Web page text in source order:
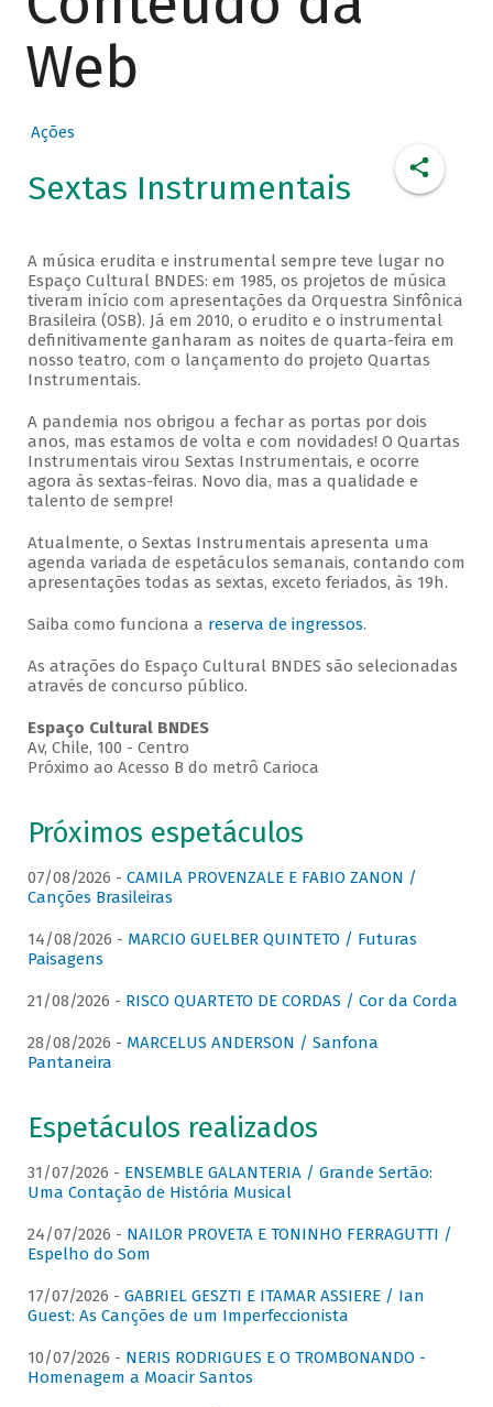
Web
Ações
Sextas Instrumentais
A música erudita e instrumental sempre teve lugar no
Espaço Cultural BNDES: em 1985, os projetos de música
tiveram início com apresentações da Orquestra Sinfônica
Brasileira (OSB). Já em 2010, o erudito e o instrumental
definitivamente ganharam as noites de quarta-feira em
nosso teatro, com o lançamento do projeto Quartas
Instrumentais.
A pandemia nos obrigou a fechar as portas por dois
anos, mas estamos de volta e com novidades! O Quartas
Instrumentais virou Sextas Instrumentais, e ocorre
agora às sextas-feiras. Novo dia, mas a qualidade e
talento de sempre!
Atualmente, o Sextas Instrumentais apresenta uma
agenda variada de espetáculos semanais, contando com
apresentações todas as sextas, exceto feriados, às 19h.
Saiba como funciona a reserva de ingressos.
As atrações do Espaço Cultural BNDES são selecionadas
através de concurso público.
Espaço Cultural BNDES
Av, Chile, 100 - Centro
Próximo ao Acesso B do metrô Carioca
Próximos espetáculos
07/08/2026 - CAMILA PROVENZALE E FABIO ZANON /
Canções Brasileiras
14/08/2026 - MARCIO GUELBER QUINTETO / Futuras
Paisagens
21/08/2026 - RISCO QUARTETO DE CORDAS / Cor da Corda
28/08/2026 - MARCELUS ANDERSON / Sanfona
Pantaneira
Espetáculos realizados
31/07/2026 - ENSEMBLE GALANTERIA / Grande Sertão:
Uma Contação de História Musical
24/07/2026 - NAILOR PROVETA E TONINHO FERRAGUTTI /
Espelho do Som
17/07/2026 - GABRIEL GESZTI E ITAMAR ASSIERE / Ian
Guest: As Canções de um Imperfeccionista
10/07/2026 - NERIS RODRIGUES E O TROMBONANDO -
Homenagem a Moacir Santos